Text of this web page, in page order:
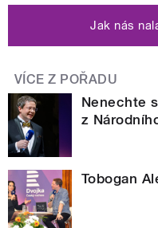
Jak nás
VÍCE Z POŘADU
Nenechte
z
Tobogan